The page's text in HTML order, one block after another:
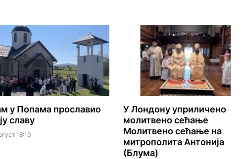
у Попама прославио
славу
18:19
У Лондону уприличено
молитвено сећање
Молитвено сећање на
митрополита Антонија
(Блума)